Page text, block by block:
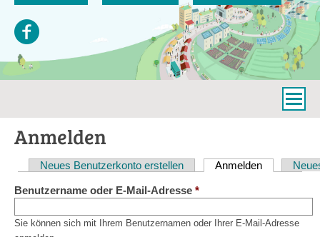
Anmelden
Haupt-
Reiter
Neues Benutzerkonto erstellen Anmelden(aktiver
Benutzername oder E-Mail-Adresse *
Sie können sich mit Ihrem Benutzernamen oder Ihrer E-Mail-Adresse